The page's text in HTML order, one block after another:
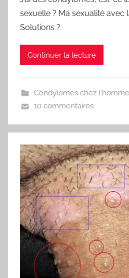
sexuelle ? Ma sexualité avec
Solutions ?
Continuer la lecture
Condylomes chez l'homme
10 commentaires